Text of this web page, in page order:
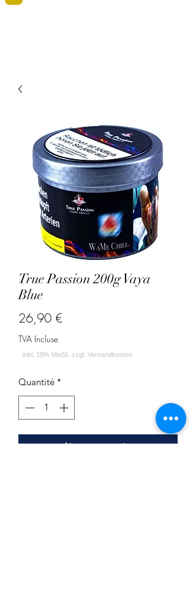
True Passion 200g Vaya
Blue
26,90 €Prix
TVA Incluse
Quantité *
Ajouter au panier